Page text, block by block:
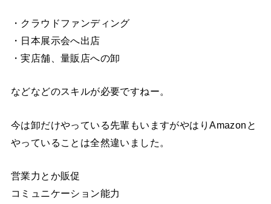
・クラウドファンディング
・日本展示会へ出店
・実店舗、量販店への卸
などなどのスキルが必要ですねー。
今は卸だけやっている先輩もいますがやはりAmazonと
やっていることは全然違いました。
営業力とか販促
コミュニケーション能力